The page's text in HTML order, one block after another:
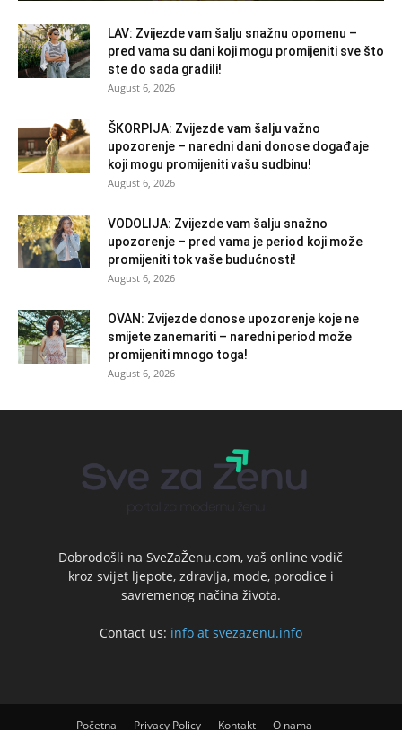
LAV: Zvijezde vam šalju snažnu opomenu –
pred vama su dani koji mogu promijeniti sve što
ste do sada gradili!
August 6, 2026
ŠKORPIJA: Zvijezde vam šalju važno
upozorenje – naredni dani donose događaje
koji mogu promijeniti vašu sudbinu!
August 6, 2026
VODOLIJA: Zvijezde vam šalju snažno
upozorenje – pred vama je period koji može
promijeniti tok vaše budućnosti!
August 6, 2026
OVAN: Zvijezde donose upozorenje koje ne
smijete zanemariti – naredni period može
promijeniti mnogo toga!
August 6, 2026
Dobrodošli na SveZaŽenu.com, vaš online vodič
kroz svijet ljepote, zdravlja, mode, porodice i
savremenog načina života.
Contact us: info at svezazenu.info
Početna Privacy Policy Kontakt O nama